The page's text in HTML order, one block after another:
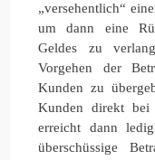
„versehentlich“
um dann eine
Geldes zu
Vorgehen der
Kunden zu
Kunden direkt bei
erreicht dann
überschüssige